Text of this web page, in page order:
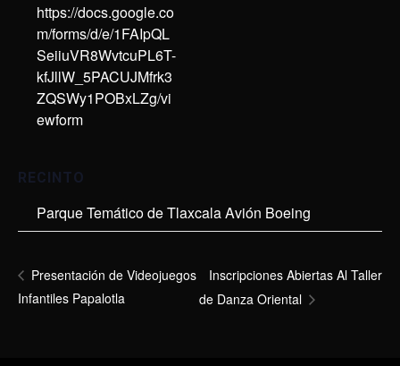
https://docs.google.co
m/forms/d/e/1FAIpQL
SeiiuVR8WvtcuPL6T-
kfJllW_5PACUJMfrk3
ZQSWy1POBxLZg/vi
ewform
RECINTO
Parque Temático de Tlaxcala Avión Boeing
Presentación de Videojuegos
Infantiles Papalotla
Inscripciones Abiertas Al Taller
de Danza Oriental